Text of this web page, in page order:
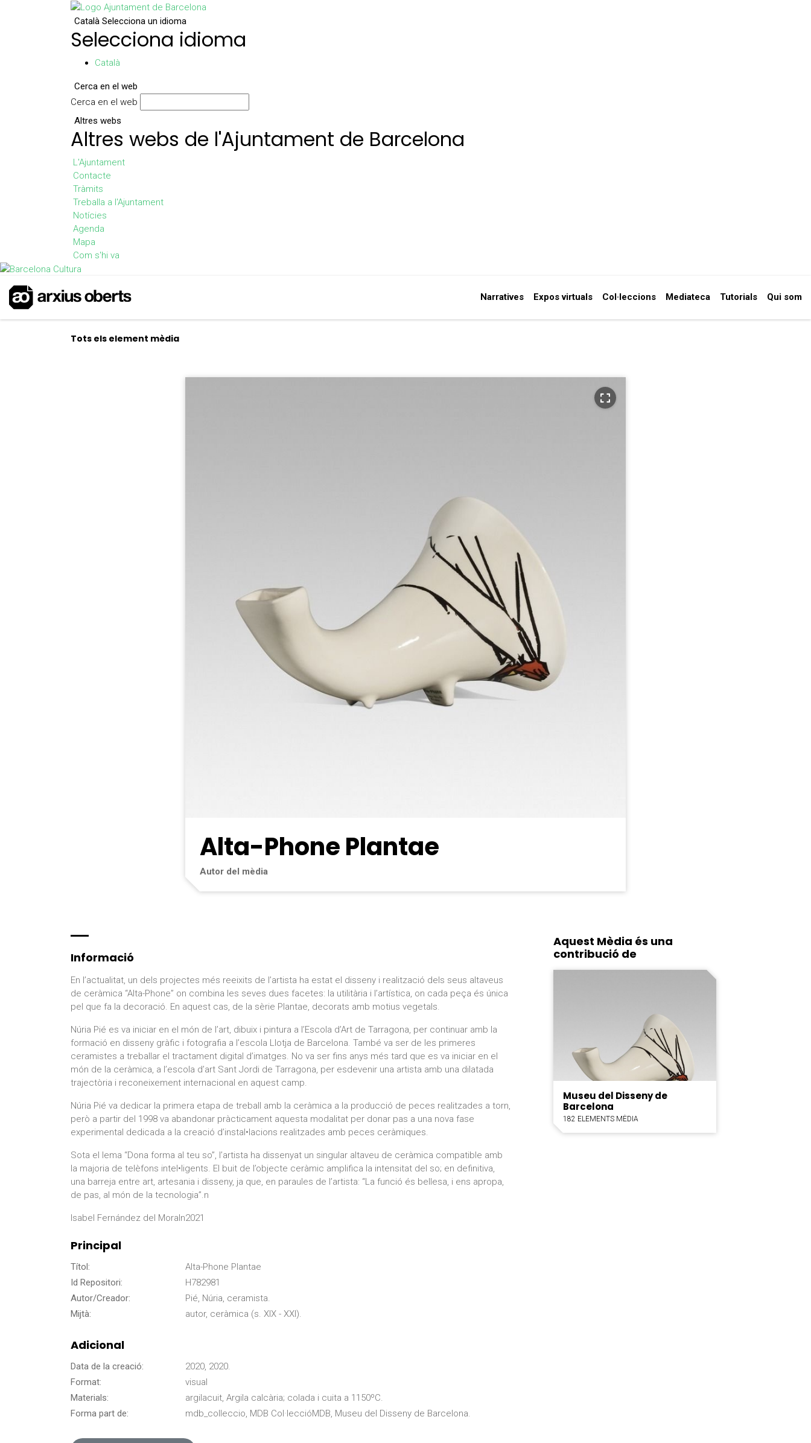
Català Selecciona un idioma
Selecciona idioma
Català
Cerca en el web
Cerca en el web
Altres webs
Altres webs de l'Ajuntament de Barcelona
L'Ajuntament
Contacte
Tràmits
Treballa a l'Ajuntament
Notícies
Agenda
Mapa
Com s'hi va
Narratives Expos virtuals Col·leccions Mediateca Tutorials Qui som
Tots els element mèdia
Alta-Phone Plantae
Autor del mèdia
Informació
En l’actualitat, un dels projectes més reeixits de l’artista ha estat el disseny i realització dels seus altaveus
de ceràmica “Alta-Phone” on combina les seves dues facetes: la utilitària i l’artística, on cada peça és única
pel que fa la decoració. En aquest cas, de la sèrie Plantae, decorats amb motius vegetals.
Núria Pié es va iniciar en el món de l’art, dibuix i pintura a l’Escola d’Art de Tarragona, per continuar amb la
formació en disseny gràfic i fotografia a l’escola Llotja de Barcelona. També va ser de les primeres
ceramistes a treballar el tractament digital d’imatges. No va ser fins anys més tard que es va iniciar en el
món de la ceràmica, a l’escola d’art Sant Jordi de Tarragona, per esdevenir una artista amb una dilatada
trajectòria i reconeixement internacional en aquest camp.
Núria Pié va dedicar la primera etapa de treball amb la ceràmica a la producció de peces realitzades a torn,
però a partir del 1998 va abandonar pràcticament aquesta modalitat per donar pas a una nova fase
experimental dedicada a la creació d’instal•lacions realitzades amb peces ceràmiques.
Sota el lema “Dona forma al teu so”, l’artista ha dissenyat un singular altaveu de ceràmica compatible amb
la majoria de telèfons intel•ligents. El buit de l’objecte ceràmic amplifica la intensitat del so; en definitiva,
una barreja entre art, artesania i disseny, ja que, en paraules de l’artista: “La funció és bellesa, i ens apropa,
de pas, al món de la tecnologia”.n
Isabel Fernández del Moraln2021
Principal
Títol:
Alta-Phone Plantae
Id Repositori:
H782981
Autor/Creador:
Pié, Núria, ceramista.
Mijtà:
autor, ceràmica (s. XIX - XXI).
Adicional
Data de la creació:
2020, 2020.
Format:
visual
Materials:
argilacuit, Argila calcària; colada i cuita a 1150ºC.
Forma part de:
mdb_colleccio, MDB Col·leccióMDB, Museu del Disseny de Barcelona.
Aquest Mèdia és una
contribució de
Museu del Disseny de
Barcelona
182 ELEMENTS MÈDIA